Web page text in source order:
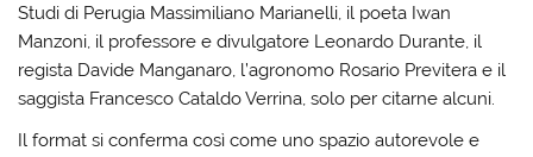
Studi di Perugia Massimiliano Marianelli, il poeta Iwan
Manzoni, il professore e divulgatore Leonardo Durante, il
regista Davide Manganaro, l’agronomo Rosario Previtera e il
saggista Francesco Cataldo Verrina, solo per citarne alcuni.
Il format si conferma così come uno spazio autorevole e